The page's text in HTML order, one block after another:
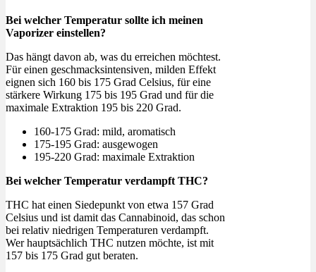
Bei welcher Temperatur sollte ich meinen
Vaporizer einstellen?
Das hängt davon ab, was du erreichen möchtest.
Für einen geschmacksintensiven, milden Effekt
eignen sich 160 bis 175 Grad Celsius, für eine
stärkere Wirkung 175 bis 195 Grad und für die
maximale Extraktion 195 bis 220 Grad.
160-175 Grad: mild, aromatisch
175-195 Grad: ausgewogen
195-220 Grad: maximale Extraktion
Bei welcher Temperatur verdampft THC?
THC hat einen Siedepunkt von etwa 157 Grad
Celsius und ist damit das Cannabinoid, das schon
bei relativ niedrigen Temperaturen verdampft.
Wer hauptsächlich THC nutzen möchte, ist mit
157 bis 175 Grad gut beraten.